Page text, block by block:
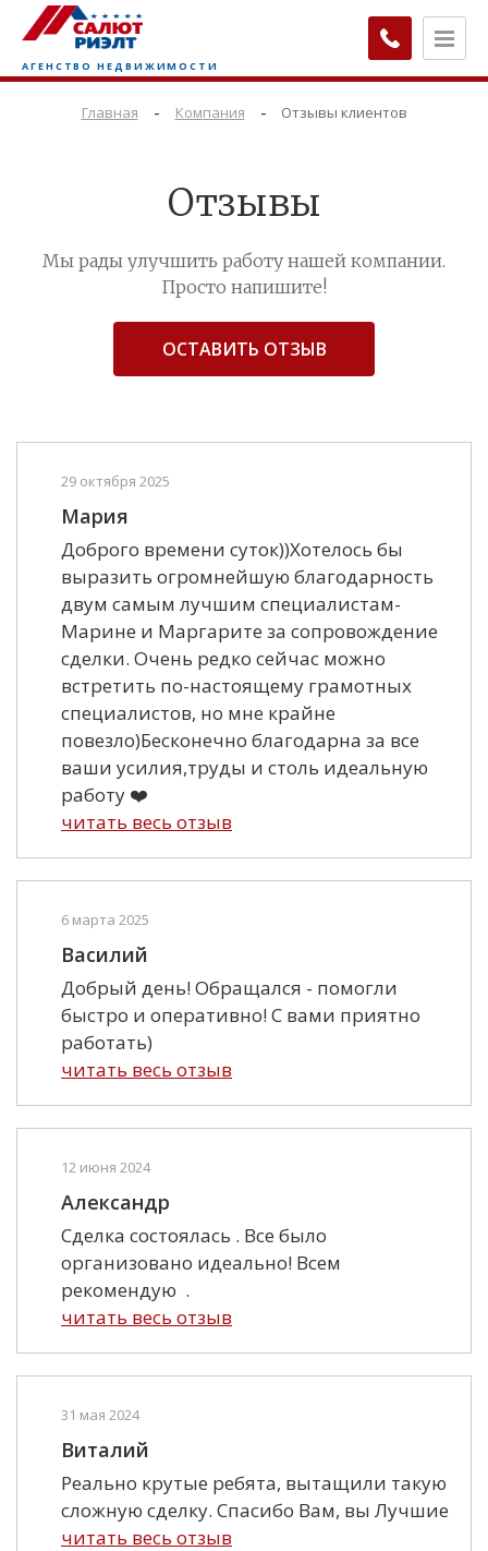
Главная - Компания - Отзывы клиентов
Отзывы
Мы рады улучшить работу нашей компании.
Просто напишите!
ОСТАВИТЬ ОТЗЫВ
29 октября 2025
Мария
Доброго времени суток))Хотелось бы
выразить огромнейшую благодарность
двум самым лучшим специалистам-
Марине и Маргарите за сопровождение
сделки. Очень редко сейчас можно
встретить по-настоящему грамотных
специалистов, но мне крайне
повезло)Бесконечно благодарна за все
ваши усилия,труды и столь идеальную
работу ❤️
читать весь отзыв
6 марта 2025
Василий
Добрый день! Обращался - помогли
быстро и оперативно! С вами приятно
работать)
читать весь отзыв
12 июня 2024
Александр
Сделка состоялась . Все было
организовано идеально! Всем
рекомендую .
читать весь отзыв
31 мая 2024
Виталий
Реально крутые ребята, вытащили такую
сложную сделку. Спасибо Вам, вы Лучшие
читать весь отзыв